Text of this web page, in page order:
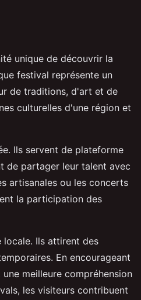
unique de découvrir la
festival représente un
de traditions, d'art et de
culturelles d'une région et
Ils servent de plateforme
de partager leur talent avec
artisanales ou les concerts
la participation des
Ils attirent des
En encourageant
meilleure compréhension
les visiteurs contribuent